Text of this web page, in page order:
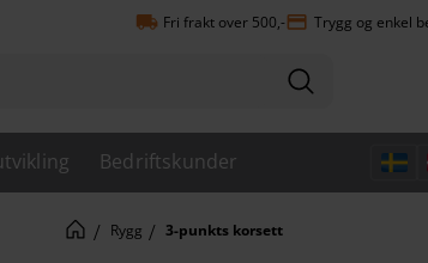
local_shipping Fri frakt over 500,-payment Trygg og enkel
Bedriftskunder
Rygg 3-punkts korsett